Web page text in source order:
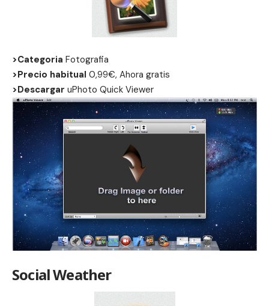
>Categoria Fotografia
>Precio habitual 0,99€, Ahora gratis
>Descargar uPhoto Quick Viewer
Social Weather